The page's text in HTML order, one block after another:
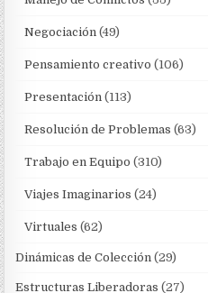
Negociación (49)
Pensamiento creativo (106)
Presentación (113)
Resolución de Problemas (63)
Trabajo en Equipo (310)
Viajes Imaginarios (24)
Virtuales (62)
Dinámicas de Colección (29)
Estructuras Liberadoras (27)